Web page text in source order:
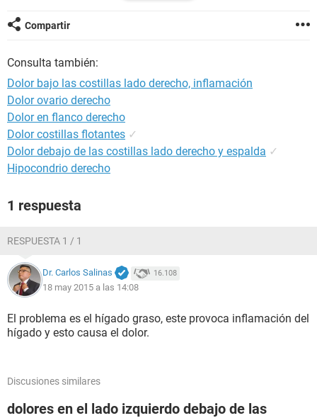
atendió dice que el Hígado graso no causa dolor y la
ecografía arrojo que era moderado.
respecto
Compartir
Consulta también:
Dolor bajo las costillas lado derecho, inflamación
Dolor ovario derecho
Dolor en flanco derecho
Dolor costillas flotantes ✓
Dolor debajo de las costillas lado derecho y espalda ✓
Hipocondrio derecho
1 respuesta
RESPUESTA 1 / 1
Dr. Carlos Salinas 16.108
18 may 2015 a las 14:08
El problema es el hígado graso, este provoca inflamación del
hígado y esto causa el dolor.
Discusiones similares
dolores en el lado izquierdo debajo de las